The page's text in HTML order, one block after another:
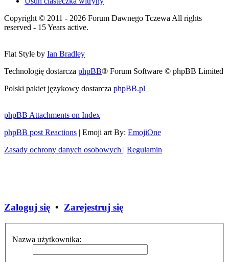
Copyright © 2011 - 2026 Forum Dawnego Tczewa All rights
reserved - 15 Years active.
Flat Style by Ian Bradley
Technologię dostarcza phpBB® Forum Software © phpBB Limited
Polski pakiet językowy dostarcza phpBB.pl
phpBB Attachments on Index
phpBB post Reactions | Emoji art By: EmojiOne
Zasady ochrony danych osobowych | Regulamin
Zaloguj się • Zarejestruj się
Nazwa użytkownika: